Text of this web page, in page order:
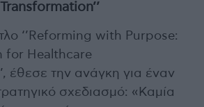
‘’Reforming with Purpose:
for Healthcare
έθεσε την ανάγκη για έναν
σχεδιασμό: «Καμία